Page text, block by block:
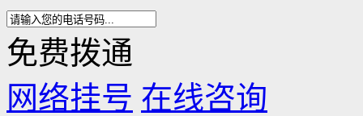
免费拨通
网络挂号 在线咨询